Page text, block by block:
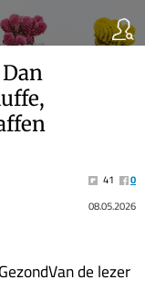
41
0
08.05.2026
de lezer